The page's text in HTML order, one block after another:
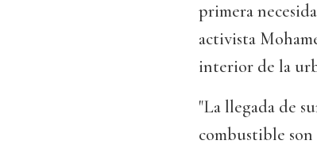
primera
activista
interior de la
"La llegada de
combustible